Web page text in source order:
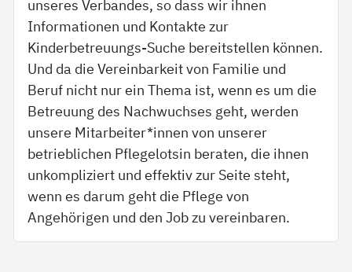
unseres Verbandes, so dass wir ihnen
Informationen und Kontakte zur
Kinderbetreuungs-Suche bereitstellen können.
Und da die Vereinbarkeit von Familie und
Beruf nicht nur ein Thema ist, wenn es um die
Betreuung des Nachwuchses geht, werden
unsere Mitarbeiter*innen von unserer
betrieblichen Pflegelotsin beraten, die ihnen
unkompliziert und effektiv zur Seite steht,
wenn es darum geht die Pflege von
Angehörigen und den Job zu vereinbaren.